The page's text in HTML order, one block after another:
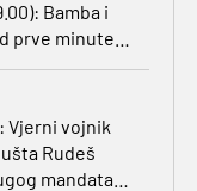
Bamba i
prve minute,
traka
Vjerni vojnik
Rudeš
mandata